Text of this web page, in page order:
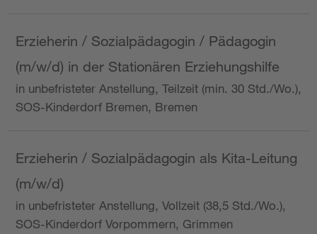
Erzieherin / Sozialpädagogin / Pädagogin
(m/w/d) in der Stationären Erziehungshilfe
in unbefristeter Anstellung, Teilzeit (min. 30 Std./Wo.),
SOS-Kinderdorf Bremen, Bremen
Erzieherin / Sozialpädagogin als Kita-Leitung
(m/w/d)
in unbefristeter Anstellung, Vollzeit (38,5 Std./Wo.),
SOS-Kinderdorf Vorpommern, Grimmen